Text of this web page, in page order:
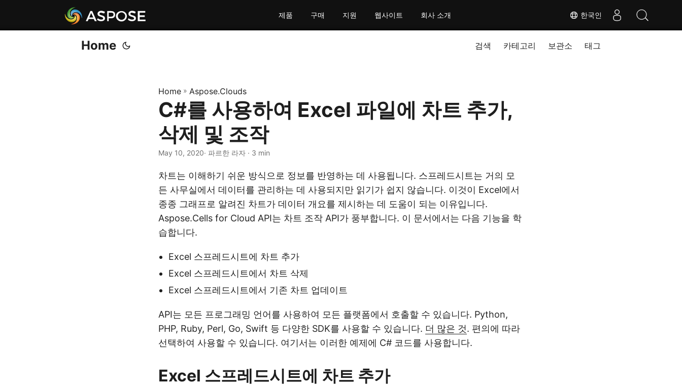
한국인
제품 구매 지원 웹사이트 회사 소개
Home 검색 카테고리 보관소 태그
Home » Aspose.Clouds
C#를 사용하여 Excel 파일에 차트 추가,
삭제 및 조작
May 10, 2020· 파르한 라자 · 3 min
차트는 이해하기 쉬운 방식으로 정보를 반영하는 데 사용됩니다. 스프레드시트는 거의 모
든 사무실에서 데이터를 관리하는 데 사용되지만 읽기가 쉽지 않습니다. 이것이 Excel에서
종종 그래프로 알려진 차트가 데이터 개요를 제시하는 데 도움이 되는 이유입니다.
Aspose.Cells for Cloud API는 차트 조작 API가 풍부합니다. 이 문서에서는 다음 기능을 학
습합니다.
Excel 스프레드시트에 차트 추가
Excel 스프레드시트에서 차트 삭제
Excel 스프레드시트에서 기존 차트 업데이트
API는 모든 프로그래밍 언어를 사용하여 모든 플랫폼에서 호출할 수 있습니다. Python,
PHP, Ruby, Perl, Go, Swift 등 다양한 SDK를 사용할 수 있습니다. 더 많은 것. 편의에 따라
선택하여 사용할 수 있습니다. 여기서는 이러한 예제에 C# 코드를 사용합니다.
Excel 스프레드시트에 차트 추가